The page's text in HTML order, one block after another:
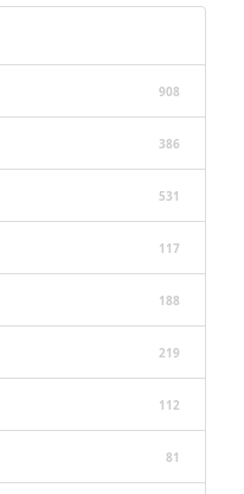
908
386
531
117
188
219
112
81